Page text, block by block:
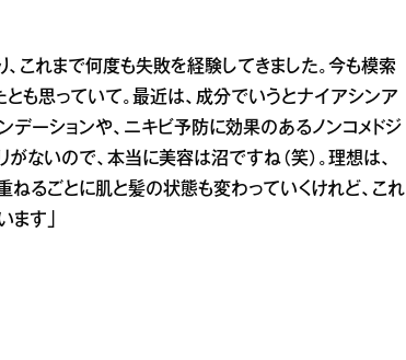
これまで何度も失敗を経験してきました。今も模索
も思っていて。最近は、成分でいうとナイアシンア
デーションや、ニキビ予防に効果のあるノンコメドジ
ないので、本当に美容は沼ですね（笑）。理想は、
ねるごとに肌と髪の状態も変わっていくけれど、これ
す」